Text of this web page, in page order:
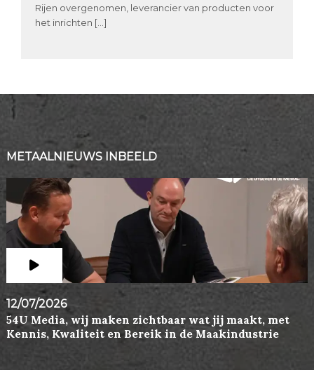
Rijen overgenomen, leverancier van producten voor
het inrichten […]
METAALNIEUWS INBEELD
12/07/2026
54U Media, wij maken zichtbaar wat jij maakt, met
Kennis, Kwaliteit en Bereik in de Maakindustrie